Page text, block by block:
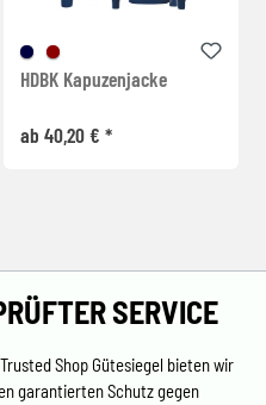
HDBK Kapuzenjacke
ab 40,20 € *
SERVICE
Shop Gütesiegel bieten wir
garantierten Schutz gegen